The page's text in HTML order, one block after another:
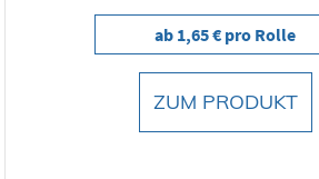
ab 1,65 € pro Rolle
ZUM PRODUKT